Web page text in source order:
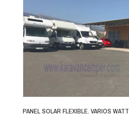
PANEL SOLAR FLEXIBLE. VARIOS WATT